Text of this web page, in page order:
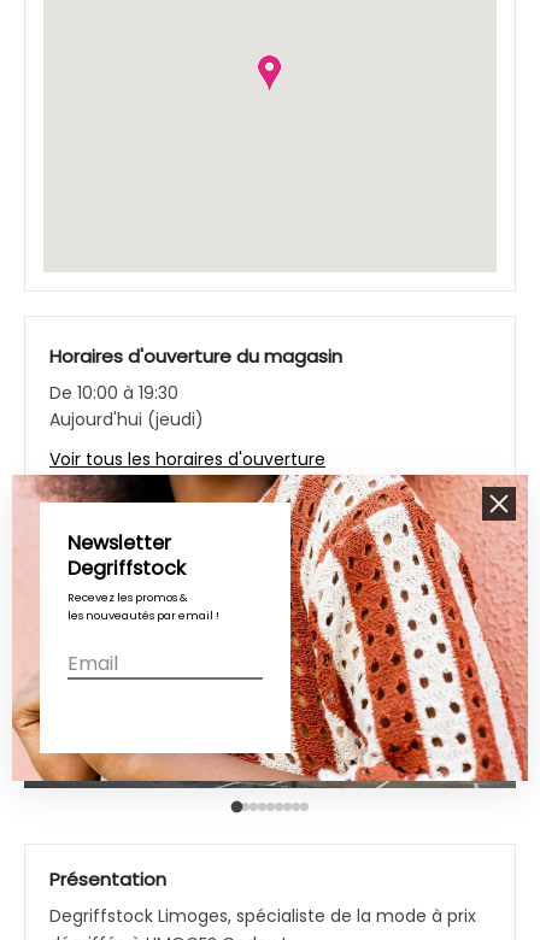
Horaires d'ouverture du magasin
De 10:00 à 19:30
Aujourd'hui (jeudi)
Voir tous les horaires d'ouverture
Présentation
Degriffstock Limoges, spécialiste de la mode à prix
Newsletter
Degriffstock
Recevez les promos &
les nouveautés par email !